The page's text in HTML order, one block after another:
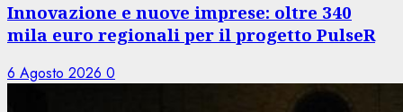
Innovazione e nuove imprese: oltre 340
mila euro regionali per il progetto PulseR
6 Agosto 2026 0